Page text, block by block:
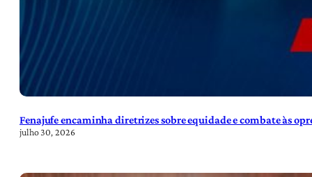
Fenajufe encaminha diretrizes sobre equidade e combate às
julho 30, 2026